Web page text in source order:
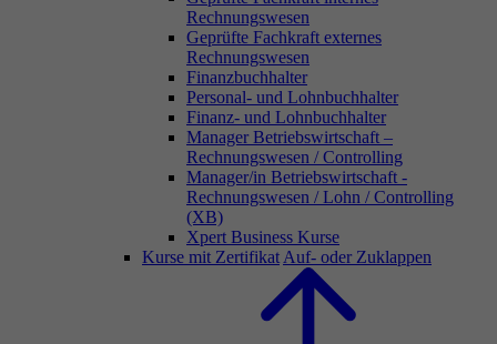
Rechnungswesen
Geprüfte Fachkraft externes
Rechnungswesen
Finanzbuchhalter
Personal- und Lohnbuchhalter
Finanz- und Lohnbuchhalter
Manager Betriebswirtschaft –
Rechnungswesen / Controlling
Manager/in Betriebswirtschaft -
Rechnungswesen / Lohn / Controlling
(XB)
Xpert Business Kurse
Kurse mit Zertifikat Auf- oder Zuklappen